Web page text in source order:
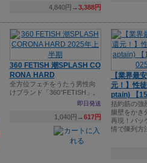
4,840円→3,388円
360 FETISH 潮SPLASH CO
RONA HARD
全方位フェチをうたう男性向
けブランド「360°FETISH」。
即日発送
1,040円→617円
【業界最
元！】性
ptain) 【
括約筋の強
腸壁をかき
再現！パッ
情で陳列方